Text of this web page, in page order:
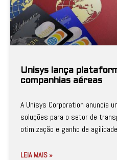
Unisys lança
companhias aéreas
A Unisys Corporation anuncia
soluções para o setor de
otimização e ganho de
LEIA MAIS »